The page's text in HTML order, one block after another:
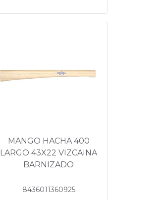
MANGO HACHA 400
LARGO 43X22 VIZCAINA
BARNIZADO
8436011360925